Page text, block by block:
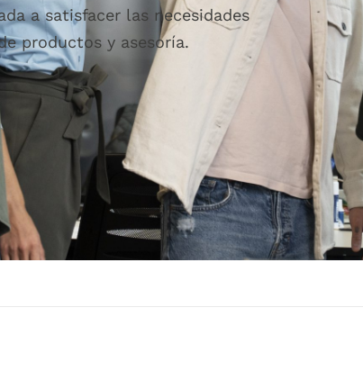
a satisfacer las necesidades
productos y asesoría.